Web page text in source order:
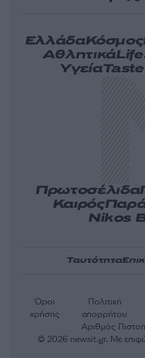
ΕλλάδαΚόσμος
Αθλητικά
Υγεία
Πρωτοσέλιδα
Καιρός
Nikos
Ταυτότητα
Αριθμός
Όροι
χρήσης
Πολιτική
απορρήτου
© 2026 newsit.gr. Με